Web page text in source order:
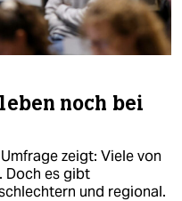
noch bei
zeigt: Viele von
Doch es gibt
und regional.